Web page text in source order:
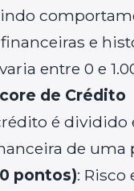
e
entre 0 e
de Crédito
é
de uma
pontos):